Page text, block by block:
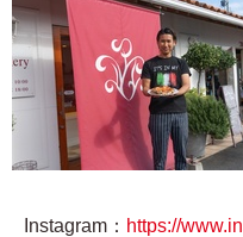
Instagram： https://